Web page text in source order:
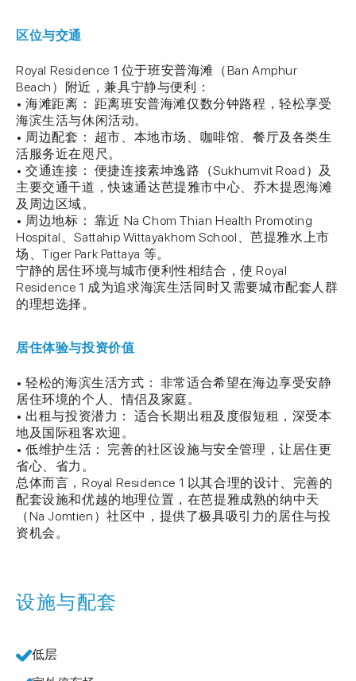
区位与交通
Royal Residence 1 位于班安普海滩（Ban Amphur
Beach）附近，兼具宁静与便利：
• 海滩距离： 距离班安普海滩仅数分钟路程，轻松享受
海滨生活与休闲活动。
• 周边配套： 超市、本地市场、咖啡馆、餐厅及各类生
活服务近在咫尺。
• 交通连接： 便捷连接素坤逸路（Sukhumvit Road）及
主要交通干道，快速通达芭提雅市中心、乔木提恩海滩
及周边区域。
• 周边地标： 靠近 Na Chom Thian Health Promoting
Hospital、Sattahip Wittayakhom School、芭提雅水上市
场、Tiger Park Pattaya 等。
宁静的居住环境与城市便利性相结合，使 Royal
Residence 1 成为追求海滨生活同时又需要城市配套人群
的理想选择。
居住体验与投资价值
• 轻松的海滨生活方式： 非常适合希望在海边享受安静
居住环境的个人、情侣及家庭。
• 出租与投资潜力： 适合长期出租及度假短租，深受本
地及国际租客欢迎。
• 低维护生活： 完善的社区设施与安全管理，让居住更
省心、省力。
总体而言，Royal Residence 1 以其合理的设计、完善的
配套设施和优越的地理位置，在芭提雅成熟的纳中天
（Na Jomtien）社区中，提供了极具吸引力的居住与投
资机会。
设施与配套
低层